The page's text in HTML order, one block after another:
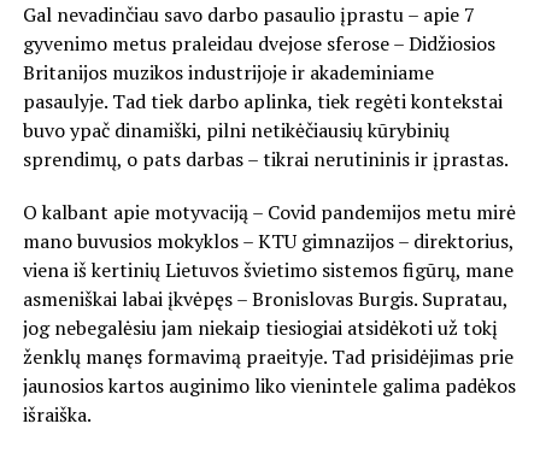
Gal nevadinčiau savo darbo pasaulio įprastu – apie 7
gyvenimo metus praleidau dvejose sferose – Didžiosios
Britanijos muzikos industrijoje ir akademiniame
pasaulyje. Tad tiek darbo aplinka, tiek regėti kontekstai
buvo ypač dinamiški, pilni netikėčiausių kūrybinių
sprendimų, o pats darbas – tikrai nerutininis ir įprastas.
O kalbant apie motyvaciją – Covid pandemijos metu mirė
mano buvusios mokyklos – KTU gimnazijos – direktorius,
viena iš kertinių Lietuvos švietimo sistemos figūrų, mane
asmeniškai labai įkvėpęs – Bronislovas Burgis. Supratau,
jog nebegalėsiu jam niekaip tiesiogiai atsidėkoti už tokį
ženklų manęs formavimą praeityje. Tad prisidėjimas prie
jaunosios kartos auginimo liko vienintele galima padėkos
išraiška.